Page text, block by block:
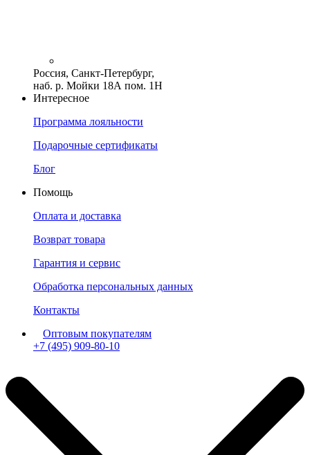
Россия, Санкт-Петербург,
наб. р. Мойки 18А пом. 1Н
Интересное
Программа лояльности
Подарочные сертификаты
Блог
Помощь
Оплата и доставка
Возврат товара
Гарантия и сервис
Обработка персональных данных
Контакты
Оптовым покупателям
+7 (495) 909-80-10